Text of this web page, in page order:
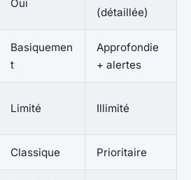
Oui
(détaillée)
Basiquemen
t
Approfondie
+ alertes
Limité Illimité
Classique Prioritaire